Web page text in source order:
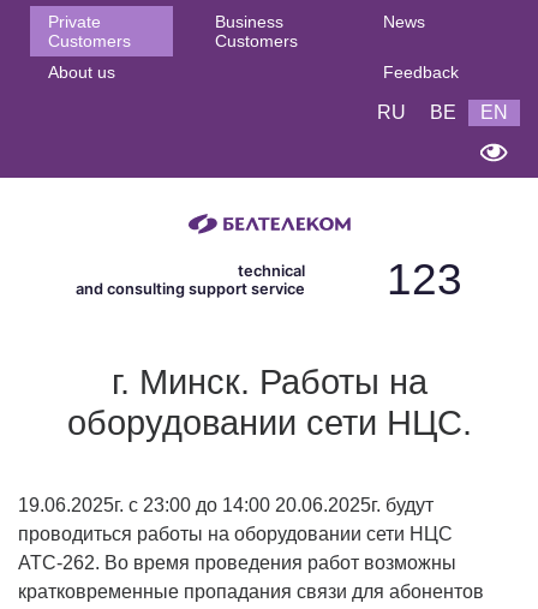
Основная
навигация
Private
Customers
Business
Customers
News
About us Feedback
RU BE EN
technical
and consulting support service
123
г. Минск. Работы на
оборудовании сети НЦС.
19.06.2025г. с 23:00 до 14:00 20.06.2025г. будут
проводиться работы на оборудовании сети НЦС
АТС-262. Во время проведения работ возможны
кратковременные пропадания связи для абонентов